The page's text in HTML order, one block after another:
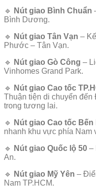
🔹
Nút giao Bình Chuẩn
Bình Dương.
🔹
Nút giao Tân Vạn –
Phước – Tân Vạn.
🔹
Nút giao Gò Công –
Vinhomes Grand Park.
🔹
Nút giao Cao tốc
Thuận tiện di chuyển
trong tương lai.
🔹
Nút giao Cao tốc
nhanh khu vực phía Nam
🔹
Nút giao Quốc lộ 50 –
An.
🔹
Nút giao Mỹ Yên –
Nam TP.HCM.